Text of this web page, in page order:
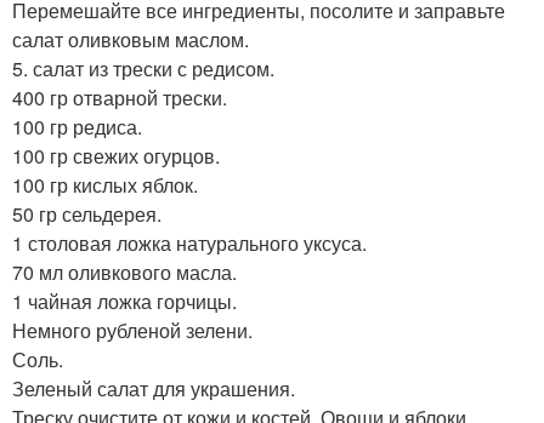
Перемешайте все ингредиенты, посолите и заправьте
салат оливковым маслом.
5. салат из трески с редисом.
400 гр отварной трески.
100 гр редиса.
100 гр свежих огурцов.
100 гр кислых яблок.
50 гр сельдерея.
1 столовая ложка натурального уксуса.
70 мл оливкового масла.
1 чайная ложка горчицы.
Немного рубленой зелени.
Соль.
Зеленый салат для украшения.